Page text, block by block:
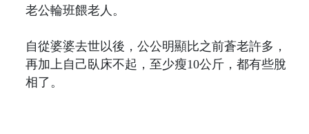
老公輪班餵老人。
自從婆婆去世以後，公公明顯比之前蒼老許多，
再加上自己臥床不起，至少瘦10公斤，都有些脫
相了。